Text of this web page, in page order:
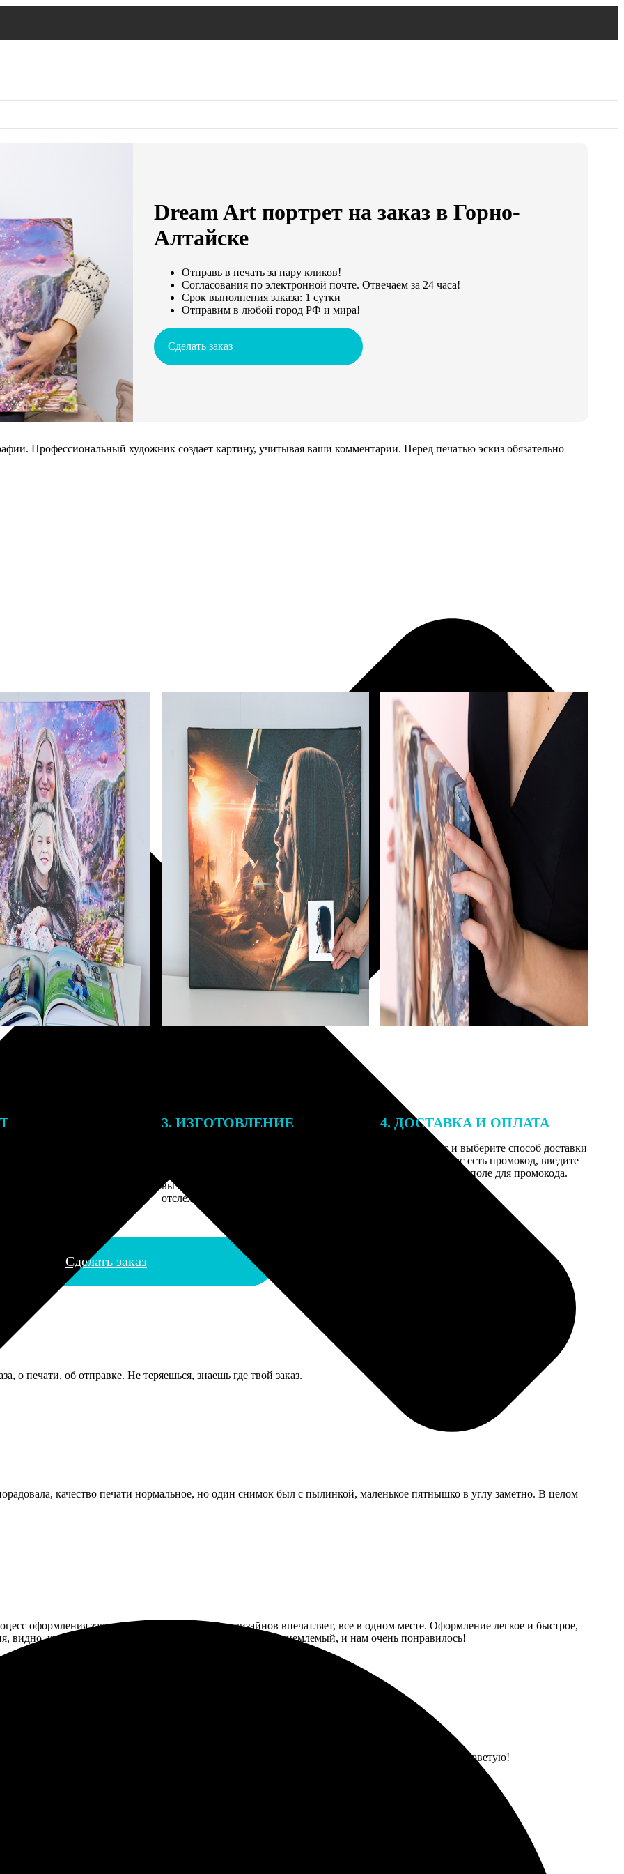
Dream Art портрет на заказ в Горно-
Алтайске
Отправь в печать за пару кликов!
Согласования по электронной почте. Отвечаем за 24 часа!
Срок выполнения заказа: 1 сутки
Отправим в любой город РФ и мира!
Сделать заказ
Профессиональный художник создает картину, учитывая ваши комментарии. Перед печатью эскиз обязательно
3. ИЗГОТОВЛЕНИЕ
вы получите письмо с трек-номером для
отслеживания.
4. ДОСТАВКА И ОПЛАТА
Введите адрес и выберите способ доставки
заказа. Если у вас есть промокод, введите
его в специальное поле для промокода.
Сделать заказ
о печати, об отправке. Не теряешься, знаешь где твой заказ.
качество печати нормальное, но один снимок был с пылинкой, маленькое пятнышко в углу заметно. В целом
оформления заказа очень удобный. Выбор дизайнов впечатляет, все в одном месте. Оформление легкое и быстрое,
видно, что работа сделана с душой. Ценник более чем приемлемый, и нам очень понравилось!
рисунок просто потрясающий! Быстрая работа, отличное качество. Всё на высшем уровне, советую!